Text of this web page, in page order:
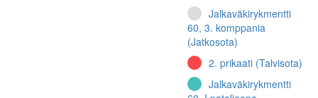
Jalkaväkirykmentti
60, 3. komppania
(Jatkosota)
2. prikaati (Talvisota)
Jalkaväkirykmentti